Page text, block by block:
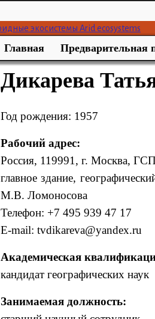
Главная Предварительная
Дикарева
Год рождения: 1957
Рабочий адрес:
Россия, 119991, г. Москва,
главное здание,
М.В. Ломоносова
Телефон: +7 495 939 47 17
E-mail: tvdikareva@yandex.ru
Академическая
кандидат географических наук
Занимаемая должность: